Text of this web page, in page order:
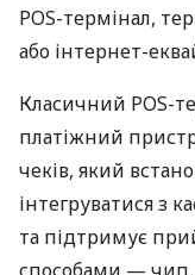
POS-термінал,
або інтернет-
Класичний POS-
платіжний
чеків, який
інтегруватися з
та підтримує